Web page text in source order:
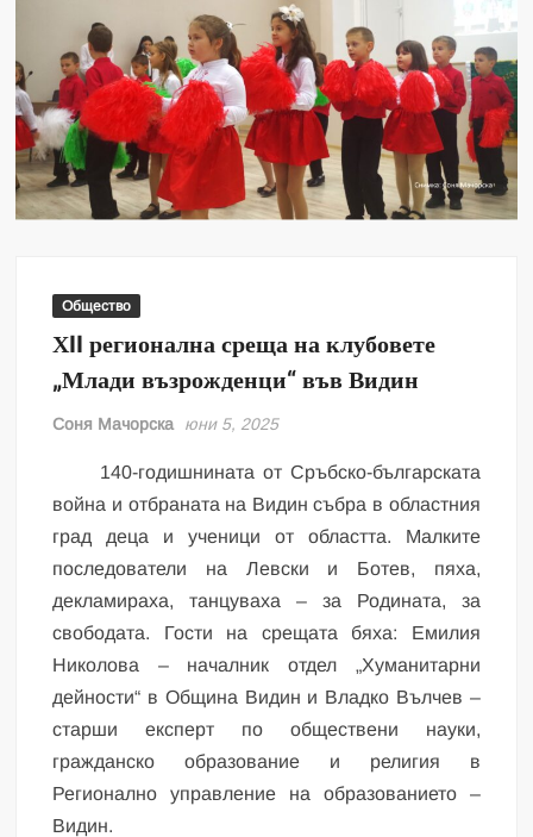
Общество
ХII регионална среща на клубовете
„Млади възрожденци“ във Видин
Соня Мачорска юни 5, 2025
140-годишнината от Сръбско-българската
война и отбраната на Видин събра в областния
град деца и ученици от областта. Малките
последователи на Левски и Ботев, пяха,
декламираха, танцуваха – за Родината, за
свободата. Гости на срещата бяха: Емилия
Николова – началник отдел „Хуманитарни
дейности“ в Община Видин и Владко Вълчев –
старши експерт по обществени науки,
гражданско образование и религия в
Регионално управление на образованието –
Видин.